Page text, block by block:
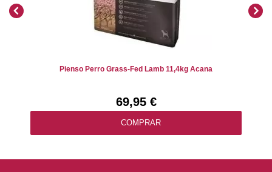
Pienso Perro Grass-Fed Lamb 11,4kg Acana
69,95 €
COMPRAR